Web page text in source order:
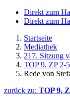
Direkt zum
Direkt zum
Startseite
Mediathek
217. Sitzung
TOP 9, ZP 2-5
Rede von
zurück zu: TOP 9,